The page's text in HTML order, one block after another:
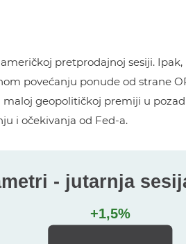
pretprodajnoj sesiji.
povećanju ponude od strane
geopolitičkoj premiji u
i očekivanja od Fed-a.